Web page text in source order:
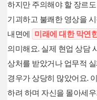
하지만 주의해야 할 장르
기괴하고 불쾌한 영상을
내면에
미래에 대한 막연
의미해요. 실제 현업 상담
상처를 받았거나 업무적
경우가 상당히 많았어요.
하려 하며 자신을 몰아세